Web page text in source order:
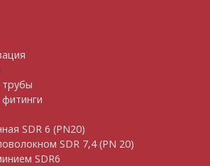
SDR 6 (PN20)
SDR 7,4 (PN 20)
SDR6